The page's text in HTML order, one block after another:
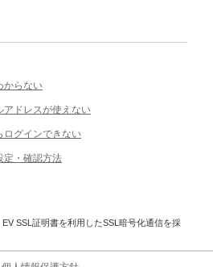
からない
アドレスが使えない
ログインできない
定・確認方法
SSL証明書を利用したSSL暗号化通信を採